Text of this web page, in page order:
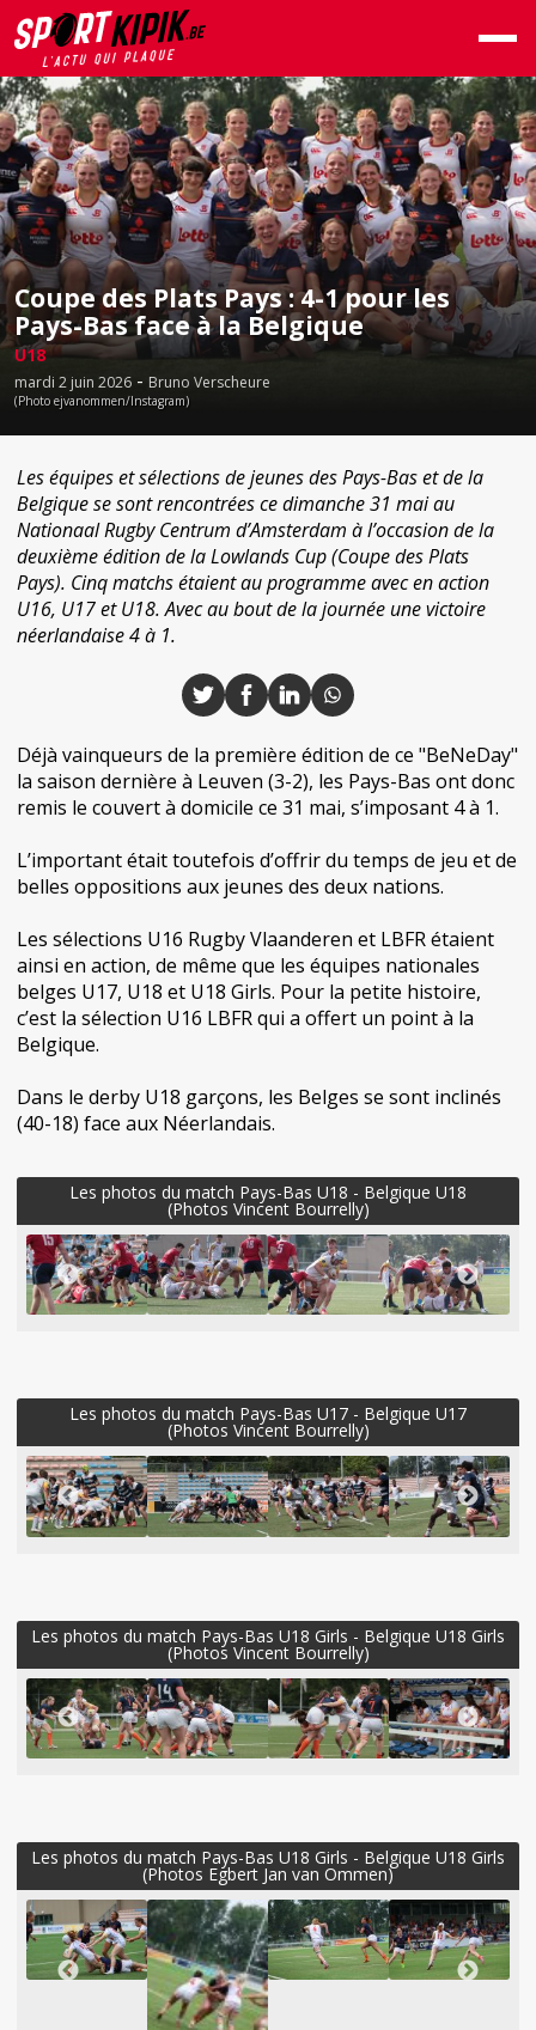
Coupe des Plats Pays : 4-1 pour les
Pays-Bas face à la Belgique
U18
mardi 2 juin 2026 - Bruno Verscheure
(Photo ejvanommen/Instagram)
Les équipes et sélections de jeunes des Pays-Bas et de la
Belgique se sont rencontrées ce dimanche 31 mai au
Nationaal Rugby Centrum d’Amsterdam à l’occasion de la
deuxième édition de la Lowlands Cup (Coupe des Plats
Pays). Cinq matchs étaient au programme avec en action
U16, U17 et U18. Avec au bout de la journée une victoire
néerlandaise 4 à 1.
Déjà vainqueurs de la première édition de ce "BeNeDay"
la saison dernière à Leuven (3-2), les Pays-Bas ont donc
remis le couvert à domicile ce 31 mai, s’imposant 4 à 1.
L’important était toutefois d’offrir du temps de jeu et de
belles oppositions aux jeunes des deux nations.
Les sélections U16 Rugby Vlaanderen et LBFR étaient
ainsi en action, de même que les équipes nationales
belges U17, U18 et U18 Girls. Pour la petite histoire,
c’est la sélection U16 LBFR qui a offert un point à la
Belgique.
Dans le derby U18 garçons, les Belges se sont inclinés
(40-18) face aux Néerlandais.
Les photos du match Pays-Bas U18 - Belgique U18
(Photos Vincent Bourrelly)
Les photos du match Pays-Bas U17 - Belgique U17
(Photos Vincent Bourrelly)
Les photos du match Pays-Bas U18 Girls - Belgique U18 Girls
(Photos Vincent Bourrelly)
Les photos du match Pays-Bas U18 Girls - Belgique U18 Girls
(Photos Egbert Jan van Ommen)